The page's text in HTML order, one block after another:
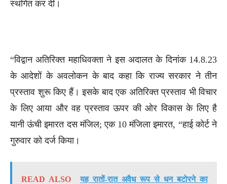
स्थगित कर दी।
“विद्वान अतिरिक्त महाधिवक्ता ने इस अदालत के दिनांक 14.8.23
के आदेशों के अवलोकन के बाद कहा कि राज्य सरकार ने तीन
प्रस्ताव शुरू किए हैं। इसके बाद एक अतिरिक्त प्रस्ताव भी विचार
के लिए आया और वह प्रस्ताव ऊपर की ओर विकास के लिए है
यानी ऊंची इमारत दस मंजिल; एक 10 मंजिला इमारत, “हाई कोर्ट ने
गुरुवार को दर्ज किया।
READ ALSO
यह रातों-रात अवैध रूप से धन बटोरने का